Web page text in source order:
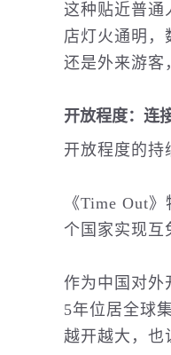
这种贴近普通
店灯火通明，
还是外来游客
开放程度：连
开放程度的持
《Time Out
个国家实现互
作为中国对外
5年位居全球
越开越大，也